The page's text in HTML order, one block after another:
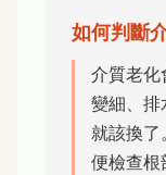
如何判斷
介質老化
變細、排
就該換了
便檢查根